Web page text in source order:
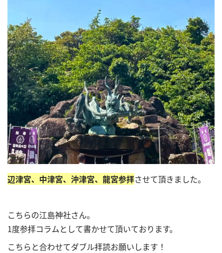
辺津宮、中津宮、沖津宮、龍宮参拝させて頂きました。
こちらの江島神社さん。
1度参拝コラムとして書かせて頂いております。
こちらと合わせてダブル拝読お願いします！